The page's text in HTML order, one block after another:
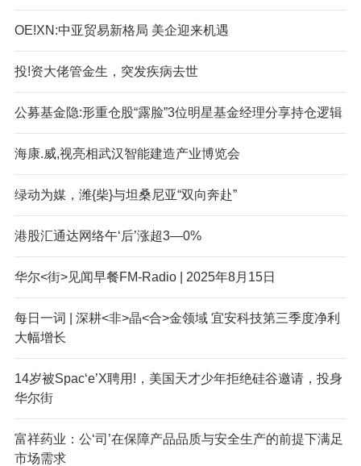
OE!XN:中亚贸易新格局 美企迎来机遇
投!资大佬管金生，突发疾病去世
公募基金隐:形重仓股“露脸”3位明星基金经理分享持仓逻辑
海康.威,视亮相武汉智能建造产业博览会
绿动为媒，潍{柴}与坦桑尼亚“双向奔赴”
港股汇通达网络午‘后’涨超3—0%
华尔<街>见闻早餐FM-Radio | 2025年8月15日
每日一词 | 深耕<非>晶<合>金领域 宜安科技第三季度净利
大幅增长
14岁被Spac‘e’X聘用!，美国天才少年拒绝硅谷邀请，投身
华尔街
富祥药业：公‘司’在保障产品品质与安全生产的前提下满足
市场需求